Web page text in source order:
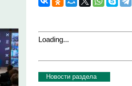
Loading...
Новости раздела